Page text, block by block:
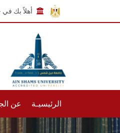
أهلاً بك
الرئيسيـة عن